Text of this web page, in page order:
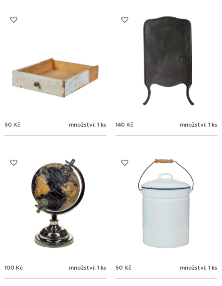
50 Kč množství: 1 ks 140 Kč množství: 1 ks
100 Kč množství: 1 ks 50 Kč množství: 1 ks